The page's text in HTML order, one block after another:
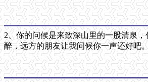
2、你的问候是来致深山里的一股清泉
醉，远方的朋友让我问候你一声还好吧